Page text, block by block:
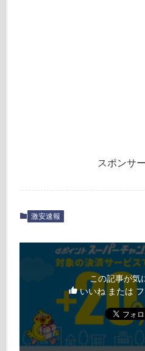
スポンサ
激安速報
この記事が気
いいね または